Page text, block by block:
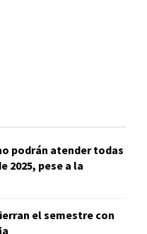
podrán atender todas
2025, pese a la
el semestre con